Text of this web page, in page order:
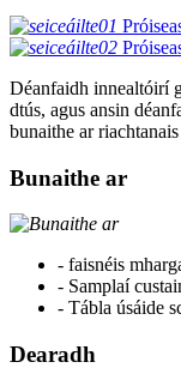
Déanfaidh innealtóirí
dtús, agus ansin
bunaithe ar
Bunaithe ar
- faisnéis
- Samplaí
- Tábla úsáide
Dearadh